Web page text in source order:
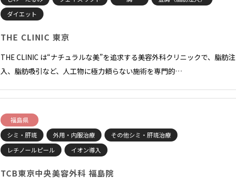
ダイエット
THE CLINIC 東京
THE CLINIC は“ナチュラルな美”を追求する美容外科クリニックで、脂肪注
入、脂肪吸引など、人工物に極力頼らない施術を専門的…
福島県
シミ・肝斑
外用・内服治療
その他シミ・肝斑治療
レチノールピール
イオン導入
TCB東京中央美容外科 福島院